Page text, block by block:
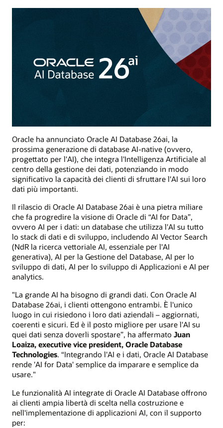
Oracle ha annunciato Oracle AI Database 26ai, la
prossima generazione di database AI-native (ovvero,
progettato per l'AI), che integra l'Intelligenza Artificiale al
centro della gestione dei dati, potenziando in modo
significativo la capacità dei clienti di sfruttare l'AI sui loro
dati più importanti.
Il rilascio di Oracle AI Database 26ai è una pietra miliare
che fa progredire la visione di Oracle di “AI for Data”,
ovvero AI per i dati: un database che utilizza l'AI su tutto
lo stack di dati e di sviluppo, includendo AI Vector Search
(NdR la ricerca vettoriale AI, essenziale per l'AI
generativa), AI per la Gestione del Database, AI per lo
sviluppo di dati, AI per lo sviluppo di Applicazioni e AI per
analytics.
"La grande AI ha bisogno di grandi dati. Con Oracle AI
Database 26ai, i clienti ottengono entrambi. È l'unico
luogo in cui risiedono i loro dati aziendali – aggiornati,
coerenti e sicuri. Ed è il posto migliore per usare l'AI su
quei dati senza doverli spostare”, ha affermato Juan
Loaiza, executive vice president, Oracle Database
Technologies. “Integrando l'AI e i dati, Oracle AI Database
rende 'AI for Data' semplice da imparare e semplice da
usare."
Le funzionalità AI integrate di Oracle AI Database offrono
ai clienti ampia libertà di scelta nella costruzione e
nell'implementazione di applicazioni AI, con il supporto
per: